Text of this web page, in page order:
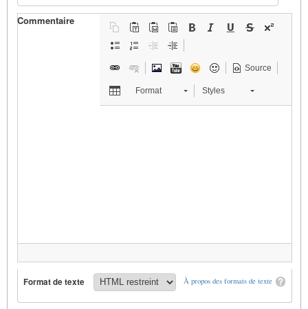
Commentaire
Source
Format Styles
À propos des formats de texte
Format de texte